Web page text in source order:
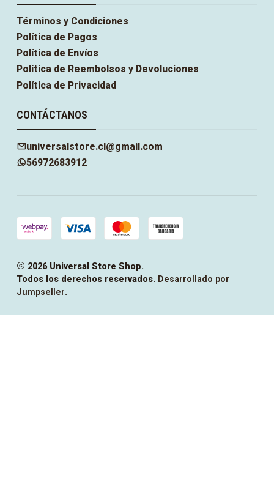
Términos y Condiciones
Política de Pagos
Política de Envíos
Política de Reembolsos y Devoluciones
Política de Privacidad
CONTÁCTANOS
universalstore.cl@gmail.com
56972683912
2026 Universal Store Shop.
Todos los derechos reservados. Desarrollado por
Jumpseller.